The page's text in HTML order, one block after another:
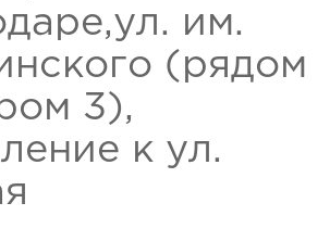
им.
(рядом
3),
к ул.